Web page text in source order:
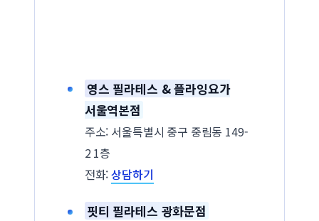
영스 필라테스 & 플라잉요가
서울역본점
주소: 서울특별시 중구 중림동 149-
2 1층
전화:상담하기
핏티 필라테스 광화문점